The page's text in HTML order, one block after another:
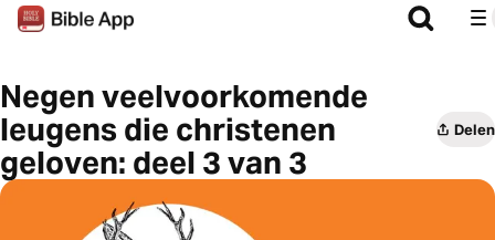
Negen veelvoorkomende
leugens die christenen
geloven: deel 3 van 3
Delen